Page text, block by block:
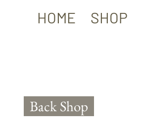
HOME SHOP
Back Shop